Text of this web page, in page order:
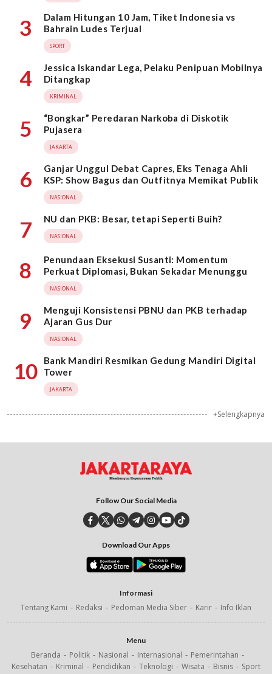
3
Dalam Hitungan 10 Jam, Tiket Indonesia vs
Bahrain Ludes Terjual
SPORT
4
Jessica Iskandar Lega, Pelaku Penipuan Mobilnya
Ditangkap
KRIMINAL
5
“Bongkar” Peredaran Narkoba di Diskotik
Pujasera
JAKARTA
6
Ganjar Unggul Debat Capres, Eks Tenaga Ahli
KSP: Show Bagus dan Outfitnya Memikat Publik
NASIONAL
7 NU dan PKB: Besar, tetapi Seperti Buih?
NASIONAL
8
Penundaan Eksekusi Susanti: Momentum
Perkuat Diplomasi, Bukan Sekadar Menunggu
NASIONAL
9
Menguji Konsistensi PBNU dan PKB terhadap
Ajaran Gus Dur
NASIONAL
10
Bank Mandiri Resmikan Gedung Mandiri Digital
Tower
JAKARTA
+Selengkapnya
Follow Our Social Media
Download Our Apps
Informasi
Tentang Kami Redaksi Pedoman Media Siber Karir Info Iklan
Menu
Beranda Politik Nasional Internasional
Pemerintahan
Kesehatan
Kriminal Pendidikan Teknologi Wisata Bisnis Sport